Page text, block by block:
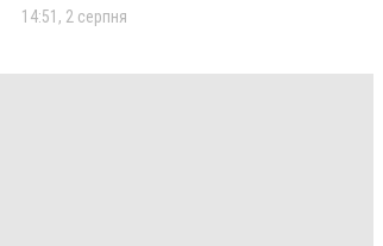
14:51, 2 серпня